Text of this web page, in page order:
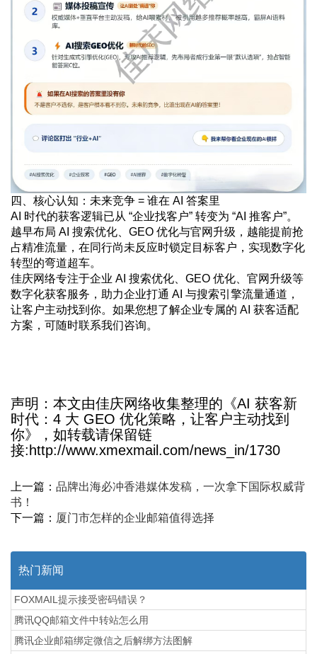
四、核心认知：未来竞争 = 谁在 AI 答案里
AI 时代的获客逻辑已从 “企业找客户” 转变为 “AI 推客户”。
越早布局 AI 搜索优化、GEO 优化与官网升级，越能提前抢
占精准流量，在同行尚未反应时锁定目标客户，实现数字化
转型的弯道超车。
佳庆网络专注于企业 AI 搜索优化、GEO 优化、官网升级等
数字化获客服务，助力企业打通 AI 与搜索引擎流量通道，
让客户主动找到你。如果您想了解企业专属的 AI 获客适配
方案，可随时联系我们咨询。
声明：本文由佳庆网络收集整理的《AI 获客新
时代：4 大 GEO 优化策略，让客户主动找到
你》，如转载请保留链
接:http://www.xmexmail.com/news_in/1730
上一篇： 品牌出海必冲香港媒体发稿，一次拿下国际权威背
书！
下一篇： 厦门市怎样的企业邮箱值得选择
热门新闻
FOXMAIL提示接受密码错误？
腾讯QQ邮箱文件中转站怎么用
腾讯企业邮箱绑定微信之后解绑方法图解